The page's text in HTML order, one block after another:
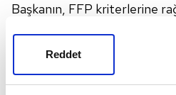
Reddet
Başkanın, FFP kriterlerine